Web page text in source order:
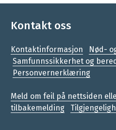
Kontakt oss
Kontaktinformasjon
Nød-
Samfunnssikkerhet og
Personvernerklæring
Meld om feil på nettsiden
tilbakemelding